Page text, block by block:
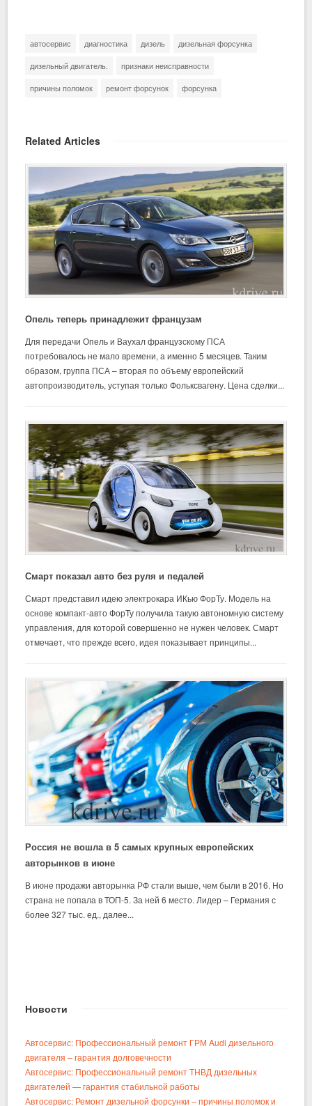
автосервис диагностика дизель
дизельная форсунка
дизельный двигатель.
признаки неисправности
причины поломок
ремонт форсунок форсунка
Related Articles
Опель теперь принадлежит французам
Для передачи Опель и Ваухал французскому ПСА
потребовалось не мало времени, а именно 5 месяцев. Таким
образом, группа ПСА – вторая по объему европейский
автопроизводитель, уступая только Фольксвагену. Цена сделки...
Смарт показал авто без руля и педалей
Смарт представил идею электрокара ИКью ФорТу. Модель на
основе компакт-авто ФорТу получила такую автономную систему
управления, для которой совершенно не нужен человек. Смарт
отмечает, что прежде всего, идея показывает принципы...
Россия не вошла в 5 самых крупных европейских
авторынков в июне
В июне продажи авторынка РФ стали выше, чем были в 2016. Но
страна не попала в ТОП-5. За ней 6 место. Лидер – Германия с
более 327 тыс. ед., далее...
Новости
Автосервис: Профессиональный ремонт ГРМ Audi дизельного
двигателя – гарантия долговечности
Автосервис: Профессиональный ремонт ТНВД дизельных
двигателей — гарантия стабильной работы
Автосервис: Ремонт дизельной форсунки – причины поломок и